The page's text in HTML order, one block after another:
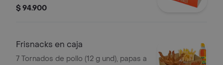
tornados de pollo (12 g und), 15
$ 94.900
Frisnacks en caja
7 Tornados de pollo (12 g und), papas a